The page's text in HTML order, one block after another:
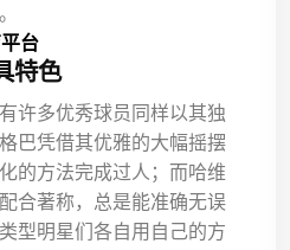
台
特色
许多优秀球员同样以其独
巴凭借其优雅的大幅摇摆
的方法完成过人；而哈维
合著称，总是能准确无误
型明星们各自用自己的方